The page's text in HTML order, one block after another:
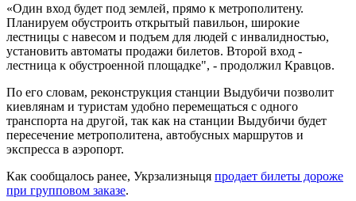
«Один вход будет под землей, прямо к метрополитену.
Планируем обустроить открытый павильон, широкие
лестницы с навесом и подъем для людей с инвалидностью,
установить автоматы продажи билетов. Второй вход -
лестница к обустроенной площадке", - продолжил Кравцов.
По его словам, реконструкция станции Выдубичи позволит
киевлянам и туристам удобно перемещаться с одного
транспорта на другой, так как на станции Выдубичи будет
пересечение метрополитена, автобусных маршрутов и
экспресса в аэропорт.
Как сообщалось ранее, Укрзализныця продает билеты дороже
при групповом заказе.